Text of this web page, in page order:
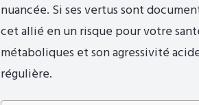
nuancée. Si ses vertus sont
cet allié en un risque pour votre
métaboliques et son agressivité
régulière.